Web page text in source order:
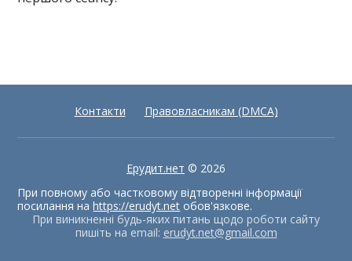
Контакти Правовласникам (DMCA)
Ерудит.нет © 2026
При повному або частковому відтворенні інформації
посилання наhttps://erudyt.net обов'язкове.
При виникненні будь-яких питань щодо роботи сайту
пишіть на email: erudyt.net@gmail.com